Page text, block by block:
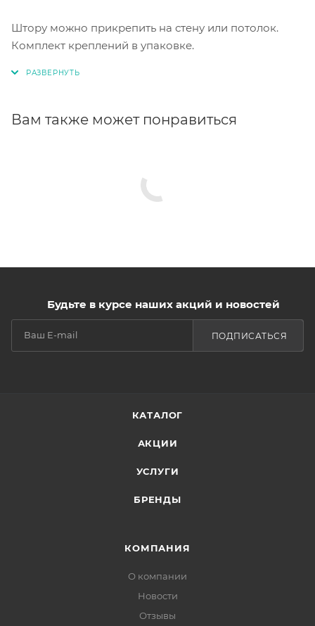
Штору можно прикрепить на стену или потолок.
Комплект креплений в упаковке.
Вам также может понравиться
Будьте в курсе наших акций и новостей
ПОДПИСАТЬСЯ
КАТАЛОГ
АКЦИИ
УСЛУГИ
БРЕНДЫ
КОМПАНИЯ
О компании
Новости
Отзывы